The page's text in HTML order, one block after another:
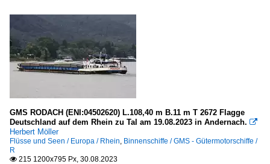
GMS RODACH (ENI:04502620) L.108,40 m B.11 m T 2672 Flagge
Deutschland auf dem Rhein zu Tal am 19.08.2023 in Andernach. 
Herbert Möller
Flüsse und Seen / Europa / Rhein Binnenschiffe / GMS - Gütermotorschiffe /
R
 215 1200x795 Px, 30.08.2023